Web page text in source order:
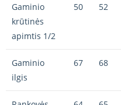
Gaminio
krūtinės
apimtis 1/2
50 52
Gaminio
ilgis
67 68